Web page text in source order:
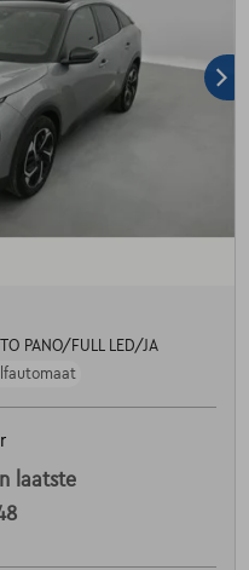
PANO/FULL LED/JA
laatste